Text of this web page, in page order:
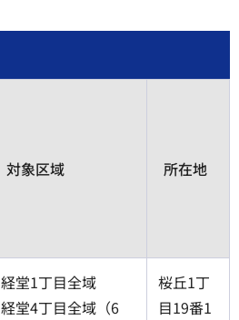
対象区域 所在地
経堂1丁目全域
経堂4丁目全域（6
桜丘1丁
目19番1